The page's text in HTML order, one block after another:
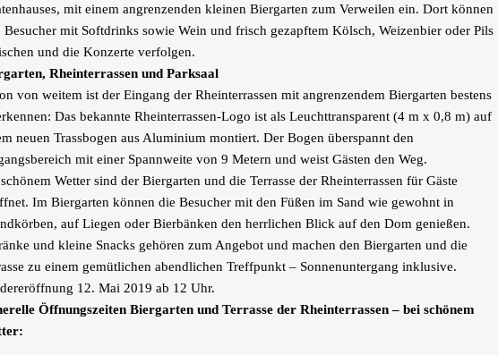
mit einem angrenzenden kleinen Biergarten zum Verweilen ein. Dort können
Besucher mit Softdrinks sowie Wein und frisch gezapftem Kölsch, Weizenbier oder Pils
und die Konzerte verfolgen.
Rheinterrassen und Parksaal
von weitem ist der Eingang der Rheinterrassen mit angrenzendem Biergarten bestens
Das bekannte Rheinterrassen-Logo ist als Leuchttransparent (4 m x 0,8 m) auf
neuen Trassbogen aus Aluminium montiert. Der Bogen überspannt den
mit einer Spannweite von 9 Metern und weist Gästen den Weg.
Wetter sind der Biergarten und die Terrasse der Rheinterrassen für Gäste
Im Biergarten können die Besucher mit den Füßen im Sand wie gewohnt in
auf Liegen oder Bierbänken den herrlichen Blick auf den Dom genießen.
und kleine Snacks gehören zum Angebot und machen den Biergarten und die
zu einem gemütlichen abendlichen Treffpunkt – Sonnenuntergang inklusive.
12. Mai 2019 ab 12 Uhr.
Öffnungszeiten Biergarten und Terrasse der Rheinterrassen – bei schönem